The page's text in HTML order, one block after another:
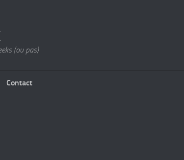
(ou pas)
Contact